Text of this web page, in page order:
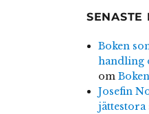
SENASTE
Boken
handling
om
Josefin
jättestora